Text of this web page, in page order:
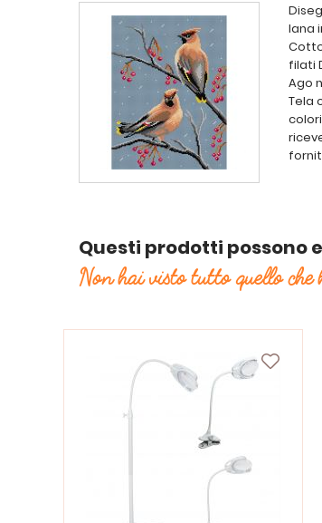
lana
filati
Ago
Tela
Questi prodotti possono
Non hai visto tutto quello che